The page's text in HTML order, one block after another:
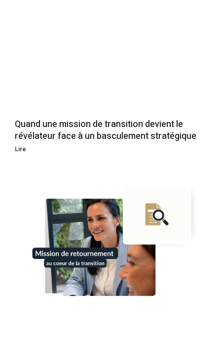
Quand une mission de transition devient le
révélateur face à un basculement stratégique
Lire